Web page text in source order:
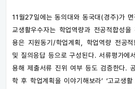
11월27일에는 동의대와 동국대(경주)가
교생활우수자는 학업역량과 전공적합성
용은 지원동기/학업계획, 학업역량 전공
및 질의응답 등으로 구성된다. 서류평가에
용해 제출서류 진위 여부 등도 검증한다.
학 후 학업계획을 이야기해보라’ ‘고교생